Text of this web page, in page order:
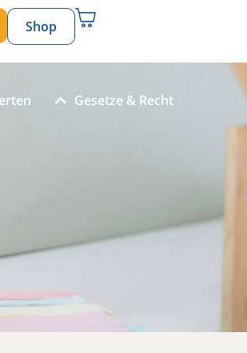
Shop
Gesetze & Recht